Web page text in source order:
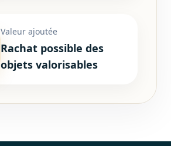
Valeur ajoutée
Rachat possible des
objets valorisables